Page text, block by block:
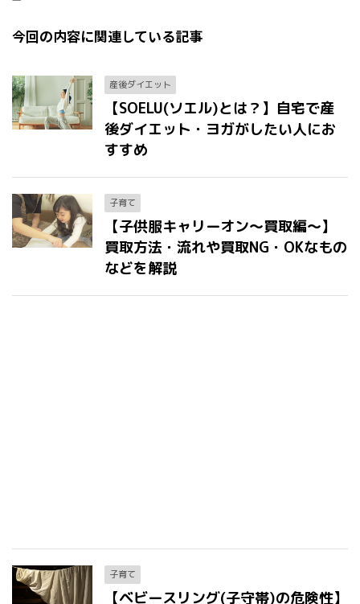
今回の内容に関連している記事
産後ダイエット
【SOELU(ソエル)とは？】自宅で産
後ダイエット・ヨガがしたい人にお
すすめ
子育て
【子供服キャリーオン〜買取編〜】
買取方法・流れや買取NG・OKなもの
などを解説
子育て
【ベビースリング(子守帯)の危険性】